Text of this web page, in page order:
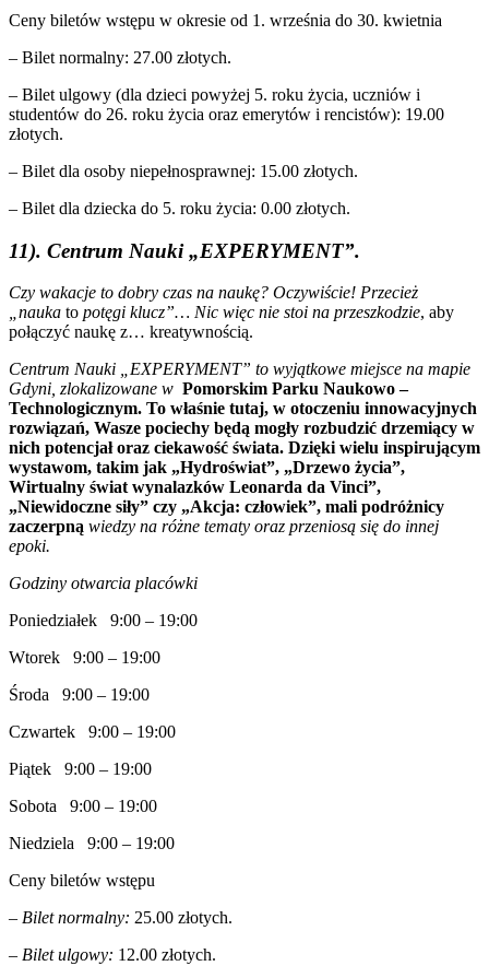
Ceny biletów wstępu w okresie od 1. września do 30. kwietnia
– Bilet normalny: 27.00 złotych.
– Bilet ulgowy (dla dzieci powyżej 5. roku życia, uczniów i
studentów do 26. roku życia oraz emerytów i rencistów): 19.00
złotych.
– Bilet dla osoby niepełnosprawnej: 15.00 złotych.
– Bilet dla dziecka do 5. roku życia: 0.00 złotych.
11). Centrum Nauki „EXPERYMENT”.
Czy wakacje to dobry czas na naukę? Oczywiście! Przecież
„nauka to potęgi klucz”… Nic więc nie stoi na przeszkodzie, aby
połączyć naukę z… kreatywnością.
Centrum Nauki „EXPERYMENT” to wyjątkowe miejsce na mapie
Gdyni, zlokalizowane w Pomorskim Parku Naukowo –
Technologicznym. To właśnie tutaj, w otoczeniu innowacyjnych
rozwiązań, Wasze pociechy będą mogły rozbudzić drzemiący w
nich potencjał oraz ciekawość świata. Dzięki wielu inspirującym
wystawom, takim jak „Hydroświat”, „Drzewo życia”,
Wirtualny świat wynalazków Leonarda da Vinci”,
„Niewidoczne siły” czy „Akcja: człowiek”, mali podróżnicy
zaczerpną wiedzy na różne tematy oraz przeniosą się do innej
epoki.
Godziny otwarcia placówki
Poniedziałek 9:00 – 19:00
Wtorek 9:00 – 19:00
Środa 9:00 – 19:00
Czwartek 9:00 – 19:00
Piątek 9:00 – 19:00
Sobota 9:00 – 19:00
Niedziela 9:00 – 19:00
Ceny biletów wstępu
– Bilet normalny: 25.00 złotych.
– Bilet ulgowy: 12.00 złotych.